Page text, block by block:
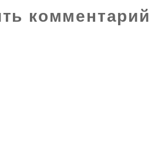
комментарий